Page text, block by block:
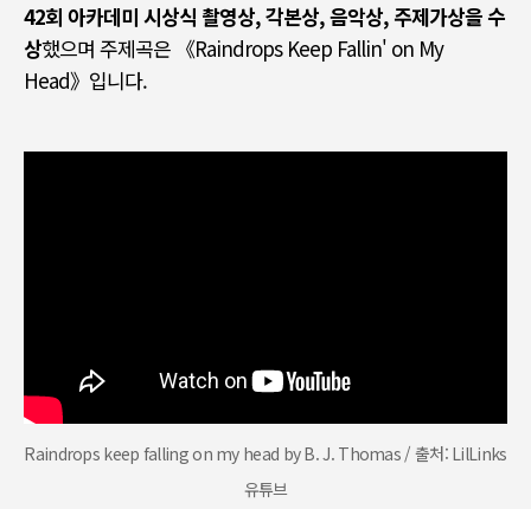
42회 아카데미 시상식 촬영상,각본상,음악상, 주제가상을 수
상했으며 주제곡은 《Raindrops Keep Fallin' on My
Head》 입니다.
Raindrops keep falling on my head by B. J. Thomas / 출처: LilLinks
유튜브